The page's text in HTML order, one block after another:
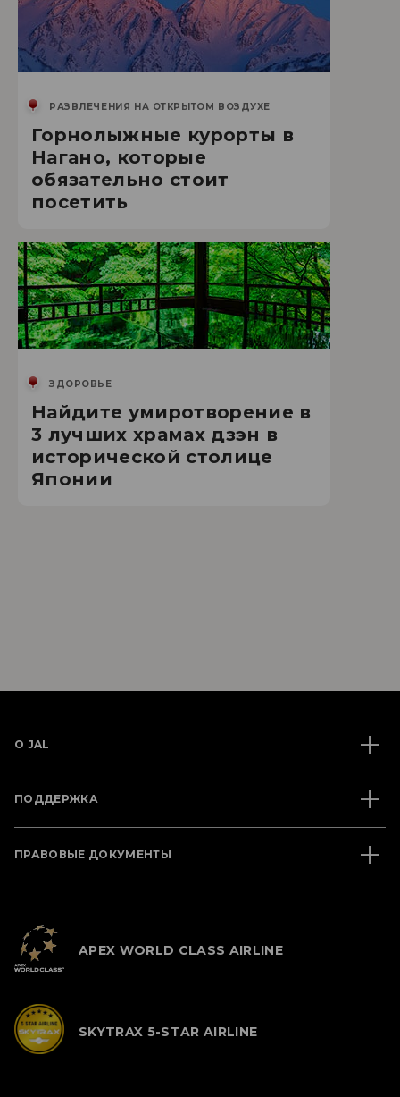
РАЗВЛЕЧЕНИЯ НА ОТКРЫТОМ ВОЗДУХЕ
Горнолыжные курорты в
Нагано, которые
обязательно стоит
посетить
ЗДОРОВЬЕ
Найдите умиротворение в
3 лучших храмах дзэн в
исторической столице
Японии
О JAL
ПОДДЕРЖКА
ПРАВОВЫЕ ДОКУМЕНТЫ
APEX WORLD CLASS AIRLINE
SKYTRAX 5-STAR AIRLINE